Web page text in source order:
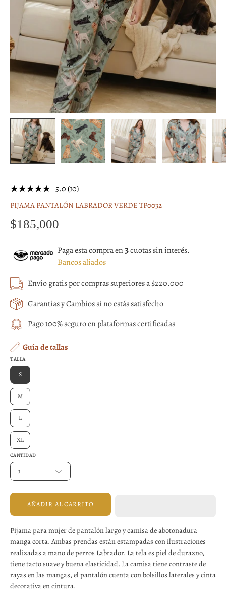
5.0 (10)
PIJAMA PANTALÓN LABRADOR VERDE TP0032
$185,000
Paga esta compra en3cuotas sin interés.
Bancos aliados
Envío gratis por compras superiores a $220.000
Garantías y Cambios si no estás satisfecho
Pago 100% seguro en plataformas certificadas
Guía de tallas
TALLA
S
M
L
XL
CANTIDAD
1
AÑADIR AL CARRITO
Pijama para mujer de pantalón largo y camisa de abotonadura
manga corta. Ambas prendas están estampadas con ilustraciones
realizadas a mano de perros Labrador. La tela es piel de durazno,
tiene tacto suave y buena elasticidad. La camisa tiene contraste de
rayas en las mangas, el pantalón cuenta con bolsillos laterales y cinta
decorativa en cintura.